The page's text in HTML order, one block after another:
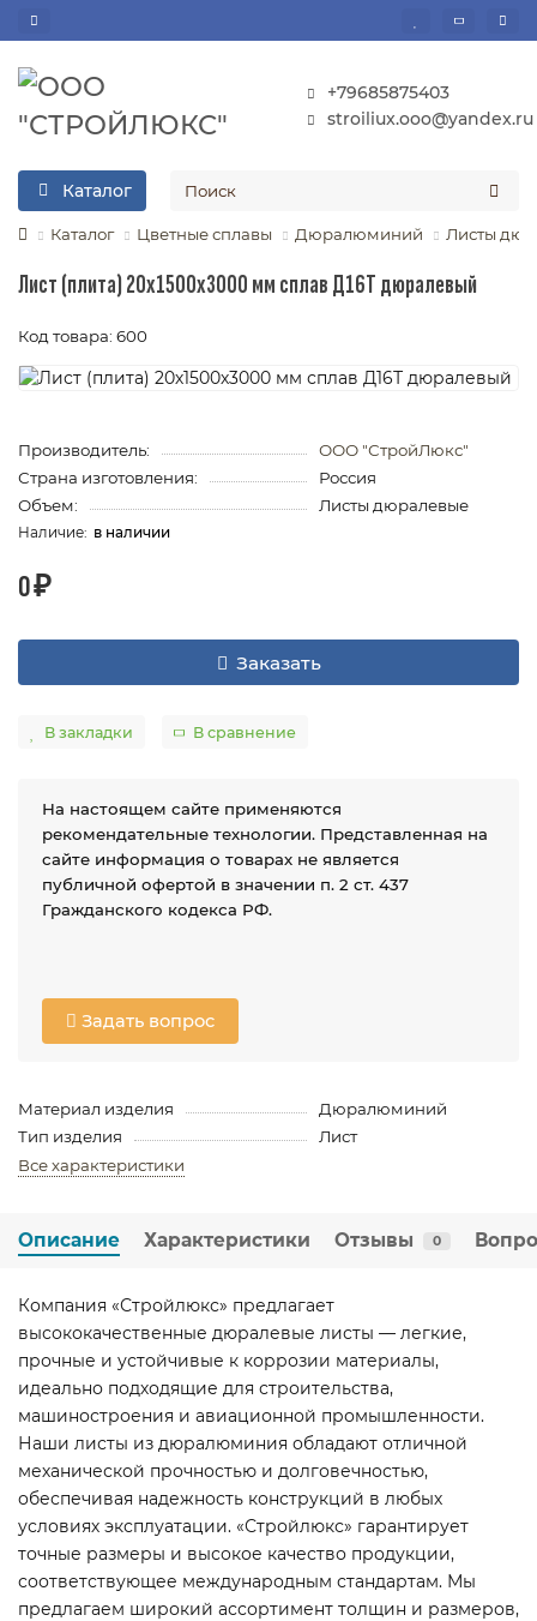
+79685875403
stroiliux.ooo@yandex.ru
Каталог
Каталог Цветные сплавы Дюралюминий Листы
Лист (плита) 20х1500х3000 мм сплав Д16Т дюралевый
Код товара: 600
Производитель:
ООО "СтройЛюкс"
Страна изготовления:
Россия
Объем:
Листы дюралевые
в наличии
0 ₽
Заказать
В закладки В сравнение
На настоящем сайте применяются
рекомендательные технологии. Представленная на
сайте информация о товарах не является
публичной офертой в значении п. 2 ст. 437
Гражданского кодекса РФ.
Задать вопрос
Материал изделия
Дюралюминий
Тип изделия
Лист
Все характеристики
Описание Характеристики Отзывы 0
Компания «Стройлюкс» предлагает
высококачественные дюралевые листы — легкие,
прочные и устойчивые к коррозии материалы,
идеально подходящие для строительства,
машиностроения и авиационной промышленности.
Наши листы из дюралюминия обладают отличной
механической прочностью и долговечностью,
обеспечивая надежность конструкций в любых
условиях эксплуатации. «Стройлюкс» гарантирует
точные размеры и высокое качество продукции,
соответствующее международным стандартам. Мы
предлагаем широкий ассортимент толщин и размеров,